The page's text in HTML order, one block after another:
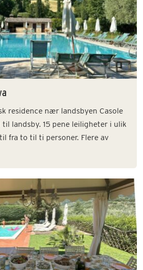
residence nær landsbyen Casole
til landsby. 15 pene leiligheter i ulik
fra to til ti personer. Flere av